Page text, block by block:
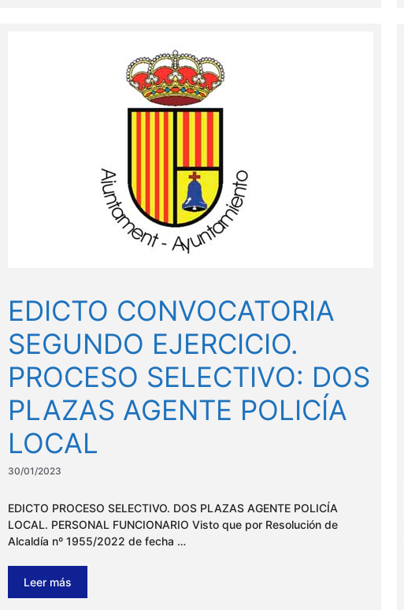
EDICTO CONVOCATORIA
SEGUNDO EJERCICIO.
PROCESO SELECTIVO: DOS
PLAZAS AGENTE POLICÍA
LOCAL
30/01/2023
EDICTO PROCESO SELECTIVO. DOS PLAZAS AGENTE POLICÍA
LOCAL. PERSONAL FUNCIONARIO Visto que por Resolución de
Alcaldía nº 1955/2022 de fecha …
Leer más